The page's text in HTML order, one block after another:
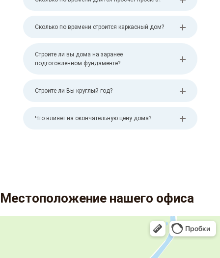
Сколько по времени строится каркасный дом?
Строите ли вы дома на заранее
подготовленном фундаменте?
Строите ли Вы круглый год?
Что влияет на окончательную цену дома?
Местоположение нашего офиса